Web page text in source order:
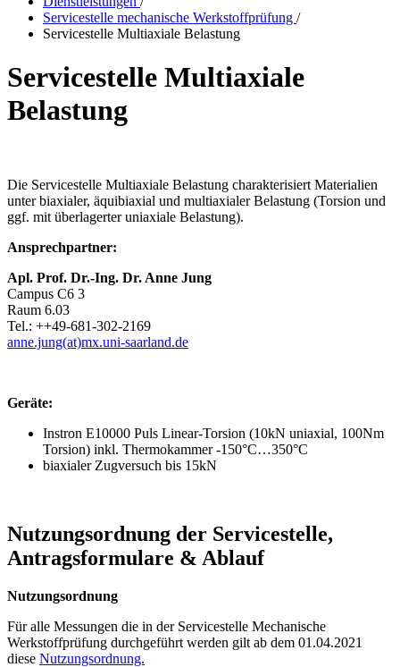
Servicestelle mechanische Werkstoffprüfung /
Servicestelle Multiaxiale Belastung
Servicestelle Multiaxiale
Belastung
Die Servicestelle Multiaxiale Belastung charakterisiert Materialien
unter biaxialer, äquibiaxial und multiaxialer Belastung (Torsion und
ggf. mit überlagerter uniaxiale Belastung).
Ansprechpartner:
Apl. Prof. Dr.-Ing. Dr. Anne Jung
Campus C6 3
Raum 6.03
Tel.: ++49-681-302-2169
anne.jung(at)mx.uni-saarland.de
Geräte:
Instron E10000 Puls Linear-Torsion (10kN uniaxial, 100Nm
Torsion) inkl. Thermokammer -150°C…350°C
biaxialer Zugversuch bis 15kN
Nutzungsordnung der Servicestelle,
Antragsformulare & Ablauf
Nutzungsordnung
Für alle Messungen die in der Servicestelle Mechanische
Werkstoffprüfung durchgeführt werden gilt ab dem 01.04.2021
diese Nutzungsordnung.